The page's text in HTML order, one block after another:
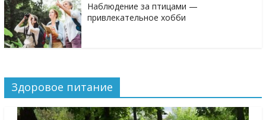
Наблюдение за птицами —
привлекательное хобби
Здоровое питание